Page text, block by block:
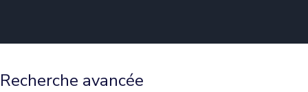
Recherche avancée